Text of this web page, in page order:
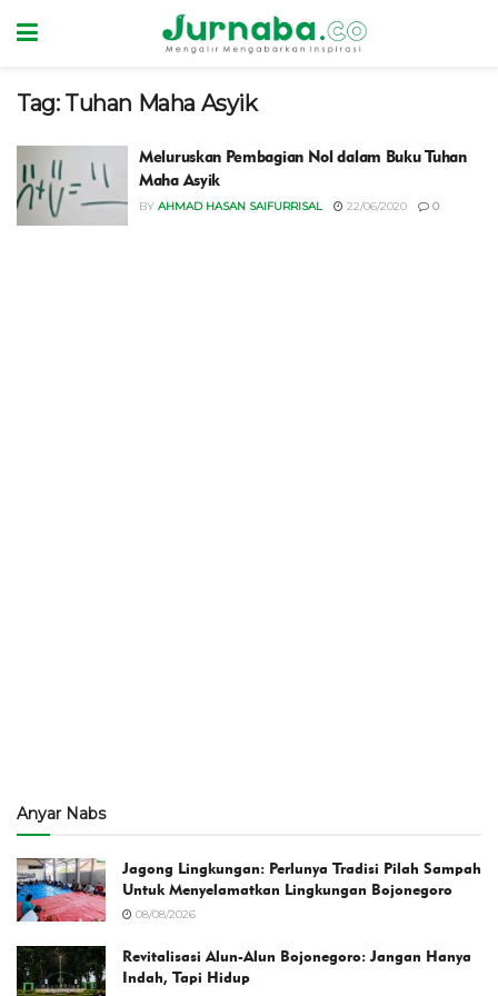
Tag: Tuhan Maha Asyik
Meluruskan Pembagian Nol dalam Buku Tuhan
Maha Asyik
BY AHMAD HASAN SAIFURRISAL 22/06/2020 0
Anyar Nabs
Jagong Lingkungan: Perlunya Tradisi Pilah Sampah
Untuk Menyelamatkan Lingkungan Bojonegoro
08/08/2026
Revitalisasi Alun-Alun Bojonegoro: Jangan Hanya
Indah, Tapi Hidup